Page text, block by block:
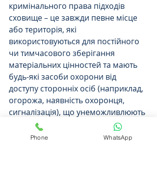
кримінального права підходів
сховище – це завжди певне місце
або територія, які
використовуються для постійного
чи тимчасового зберігання
матеріальних цінностей та мають
будь-які засоби охорони від
доступу сторонніх осіб (наприклад,
огорожа, наявність охоронця,
сигналізація), що унеможливлюють
(суттєво ускладнюють) вільне та
безперешкодне потрапляння на
Phone WhatsApp